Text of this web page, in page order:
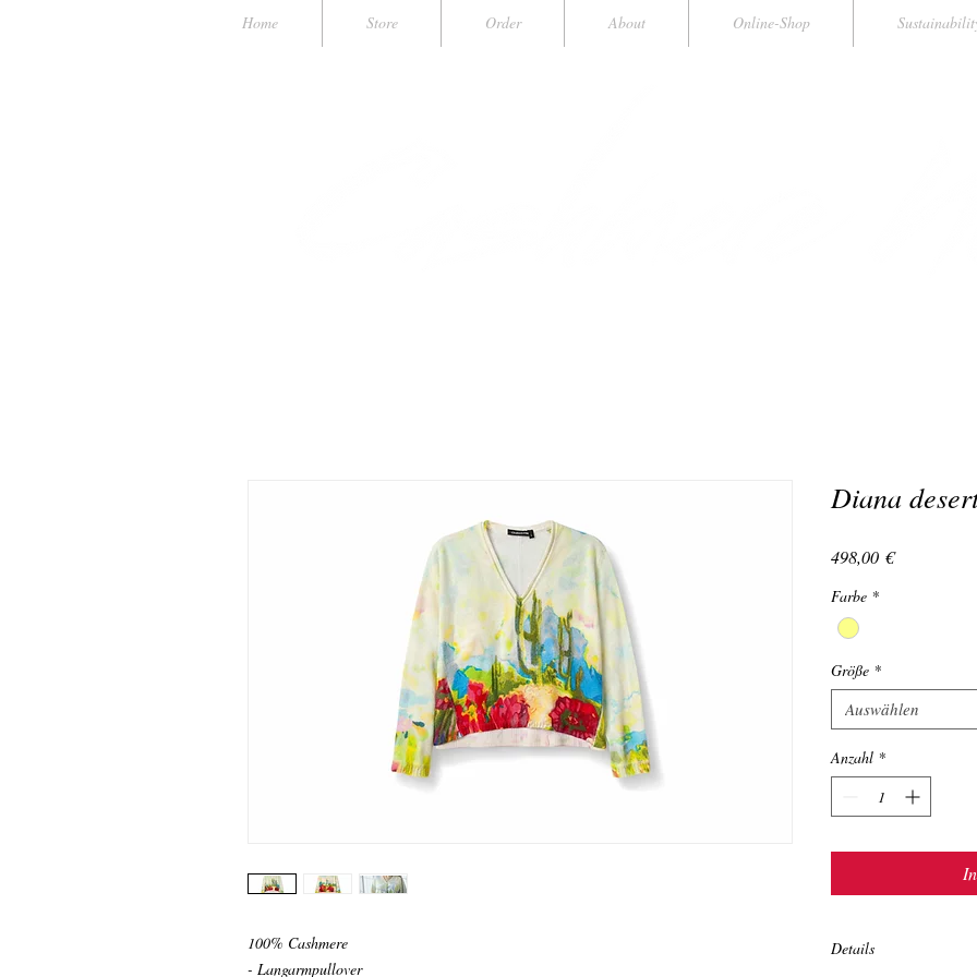
Home Store Order About Online-Shop
100% Cashmere
- Langarmpullover
Diana
498,00 €Preis
Farbe *
Größe *
Auswählen
Anzahl *
Details